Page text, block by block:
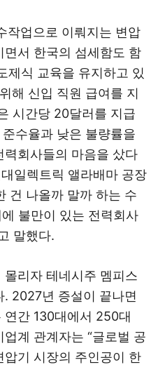
작업으로 이뤄지는 변압
서 한국의 섬세함도 함
제식 교육을 유지하고 있
해 신입 직원 급여를 지
시간당 20달러를 지급
수율과 낮은 불량률을
회사들의 마음을 샀다
일렉트릭 앨라배마 공장
건 나올까 말까 하는 수
불만이 있는 전력회사
말했다.
리자 테네시주 멤피스
2027년 증설이 끝나면
연간 130대에서 250대
계 관계자는 “글로벌 공
기 시장의 주인공이 한